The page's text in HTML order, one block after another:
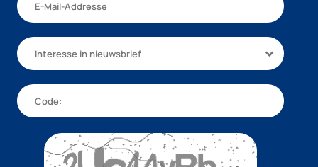
Interesse in nieuwsbrief